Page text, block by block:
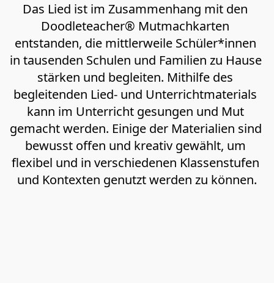
Das Lied ist im Zusammenhang mit den
Doodleteacher® Mutmachkarten
entstanden, die mittlerweile Schüler*innen
in tausenden Schulen und Familien zu Hause
stärken und begleiten. Mithilfe des
begleitenden Lied- und Unterrichtmaterials
kann im Unterricht gesungen und Mut
gemacht werden. Einige der Materialien sind
bewusst offen und kreativ gewählt, um
flexibel und in verschiedenen Klassenstufen
und Kontexten genutzt werden zu können.